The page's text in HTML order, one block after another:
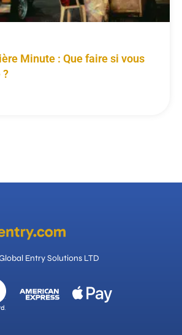
Minute : Que faire si vous
?
Entry Solutions LTD